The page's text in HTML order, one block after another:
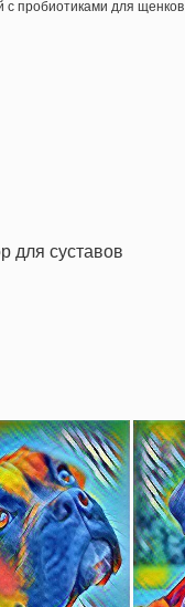
с пробиотиками для щенков
для суставов